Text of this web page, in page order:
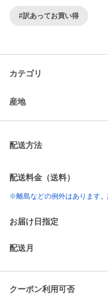
#訳あってお買い得
カテゴリ
産地
配送方法
配送料金（送料）
※離島などの例外はあります。
お届け日指定
配送月
クーポン利用可否